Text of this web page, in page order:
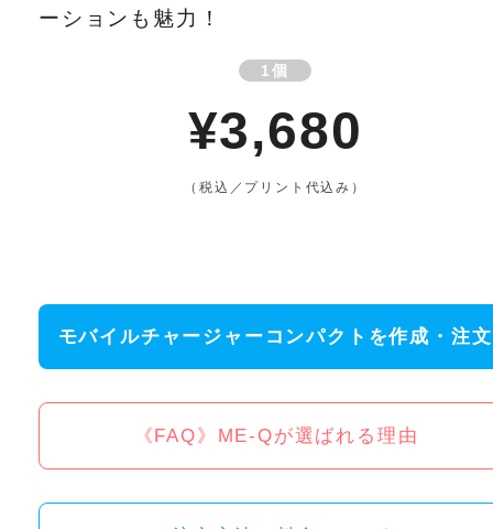
ーションも魅力！
1個
¥3,680
（税込／プリント代込み）
モバイルチャージャーコンパクトを作成・注文
《FAQ》ME-Qが選ばれる理由